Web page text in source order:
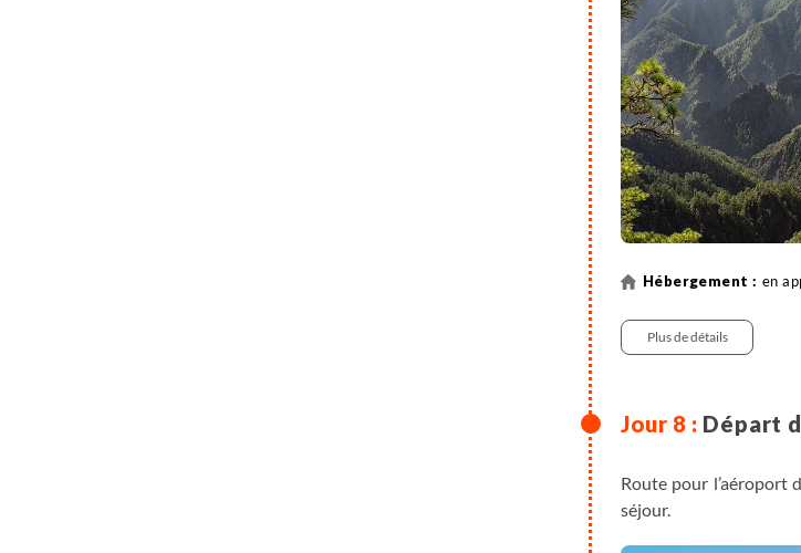
5h30 à 6h de marche -
Transfert : voiture,
Teneguia
Sables et terre
touche le cratère du
récente de l’île.
Teneguía (dernière
points chauds en
Sommets superbes
et de la vallée
2 côtés de l’île. En
Pico Nambroque et son
Transfert : voiture,
Pico Benejado (1854m)
en
Plus de détails
Départ
Route pour l’aéroport
séjour.